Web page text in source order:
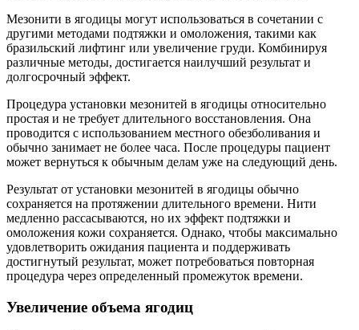
Мезонити в ягодицы могут использоваться в сочетании с
другими методами подтяжки и омоложения, такими как
бразильский лифтинг или увеличение груди. Комбинируя
различные методы, достигается наилучший результат и
долгосрочный эффект.
Процедура установки мезонитей в ягодицы относительно
простая и не требует длительного восстановления. Она
проводится с использованием местного обезболивания и
обычно занимает не более часа. После процедуры пациент
может вернуться к обычным делам уже на следующий день.
Результат от установки мезонитей в ягодицы обычно
сохраняется на протяжении длительного времени. Нити
медленно рассасываются, но их эффект подтяжки и
омоложения кожи сохраняется. Однако, чтобы максимально
удовлетворить ожидания пациента и поддерживать
достигнутый результат, может потребоваться повторная
процедура через определенный промежуток времени.
Увеличение объема ягодиц